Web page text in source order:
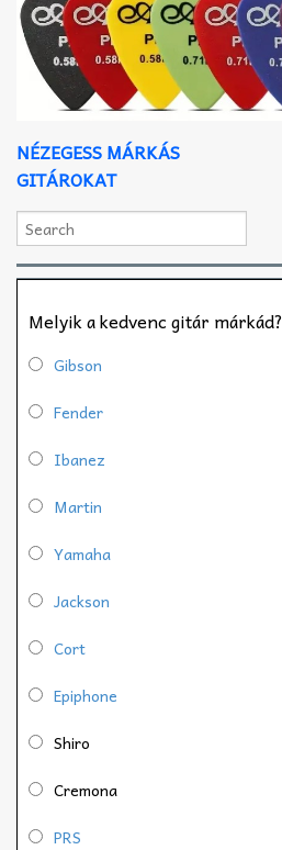
NÉZEGESS MÁRKÁS
GITÁROKAT
Melyik a kedvenc gitár márkád?
Gibson
Fender
Ibanez
Martin
Yamaha
Jackson
Cort
Epiphone
Shiro
Cremona
PRS